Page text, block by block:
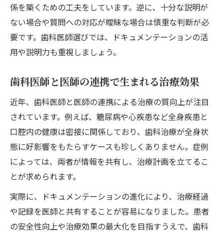
係を築くための工夫をしています。逆に、十分な説明が
ない場合や質問への対応が曖昧な場合は慎重な判断が必
要です。歯科医師選びでは、ドキュメンテーションの活
用や説明力も重視しましょう。
歯科医師と医師の連携で生まれる治療効果
近年、歯科医師と医師の連携による治療の質向上が注目
されています。例えば、糖尿病や心疾患など全身疾患と
口腔内の健康は密接に関係しており、歯科治療が全身状
態に好影響をもたらすケースも珍しくありません。症例
によっては、両者が情報を共有し、治療計画を立てるこ
とが求められます。
実際に、ドキュメンテーションの進化により、治療経過
や記録を医師と共有することが容易になりました。患者
の安全性向上や治療効果の最大化を目指すうえで、歯科